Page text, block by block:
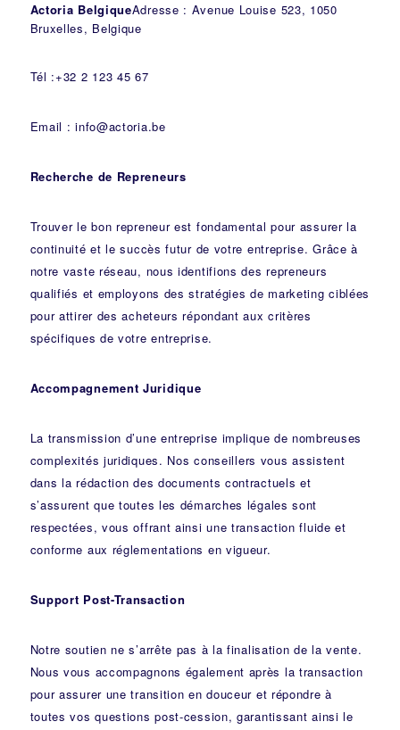
Actoria BelgiqueAdresse : Avenue Louise 523, 1050
Bruxelles, Belgique
Tél :+32 2 123 45 67
Email : info@actoria.be
Recherche de Repreneurs
Trouver le bon repreneur est fondamental pour assurer la
continuité et le succès futur de votre entreprise. Grâce à
notre vaste réseau, nous identifions des repreneurs
qualifiés et employons des stratégies de marketing ciblées
pour attirer des acheteurs répondant aux critères
spécifiques de votre entreprise.
Accompagnement Juridique
La transmission d’une entreprise implique de nombreuses
complexités juridiques. Nosconseillers vous assistent
dans la rédaction des documents contractuels et
s’assurent que toutes les démarches légales sont
respectées, vous offrant ainsi une transaction fluide et
conforme aux réglementations en vigueur.
Support Post-Transaction
Notre soutien ne s’arrête pas à la finalisation de la vente.
Nous vous accompagnons également après la transaction
pour assurer une transition en douceur et répondre à
toutes vos questions post-cession, garantissant ainsi le